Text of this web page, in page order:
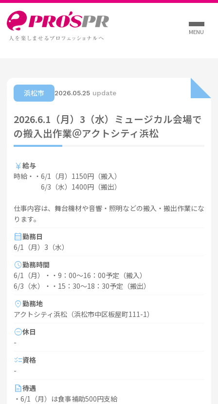
MENU
浜松市 2026.05.25 update
2026.6.1（月）3（水）ミュージカル会場で
の搬入出作業＠アクトシティ浜松
currency_yen給与
時給・・6/1（月）1150円（搬入）
6/3（水）1400円（搬出）
仕事内容は、舞台機材や音響・照明などの搬入・搬出作業にな
ります。
calendar_month勤務日
6/1（月）3（水）
schedule勤務時間
6/1（月）・・9：00～16：00予定（搬入）
6/3（水）・・15：30～18：30予定（搬出）
location_on勤務地
アクトシティ浜松（浜松市中区板屋町111-1）
do_not_disturb_on休日
-
checklist資格
-
description待遇
・6/1（月）は食事補助500円支給